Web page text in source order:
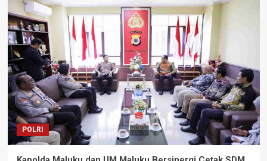
3
4
POLRI
Polsek Banda Kawal Yacht Race
Internasional, Wisatawan Mancanegara
Jelajahi Banda Neira dengan Aman
5
POLRI
Sisir Tempat Hiburan Malam, Operasi Antik
Salawaku 2026 Catat Hasil Baik di Hari
Pertama
POLRI